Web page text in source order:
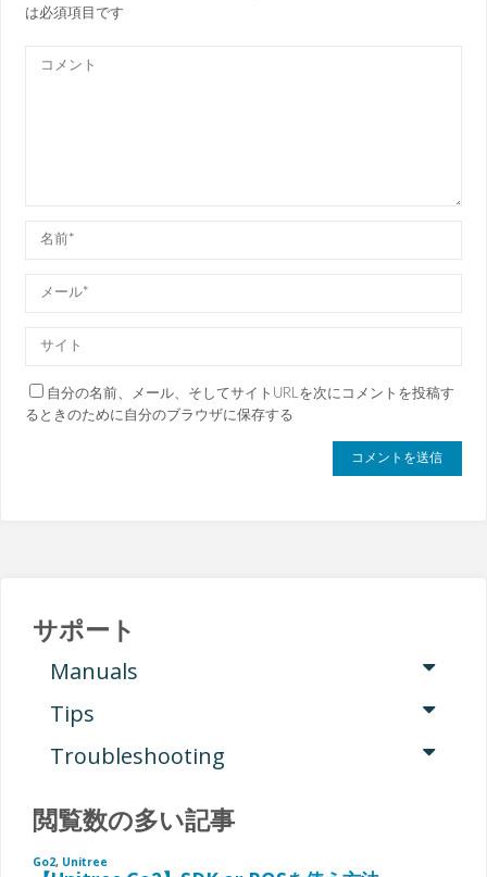
は必須項目です
自分の名前、メール、そしてサイトURLを次にコメントを投稿す
るときのために自分のブラウザに保存する
サポート
Manuals
Tips
Troubleshooting
閲覧数の多い記事